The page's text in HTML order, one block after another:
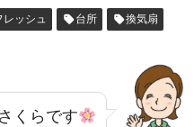
レッシュ 台所 換気扇
くらです